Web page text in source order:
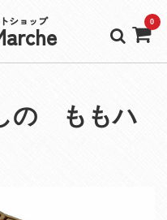
ショップ 0
の ももハ